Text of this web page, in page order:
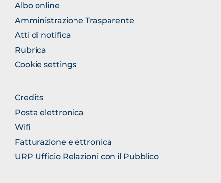
FOOTER
NORMATIVA
Albo online
Amministrazione Trasparente
Atti di notifica
Rubrica
Cookie settings
FOOTER
GENERICO
Credits
Posta elettronica
Wifi
Fatturazione elettronica
URP Ufficio Relazioni con il Pubblico